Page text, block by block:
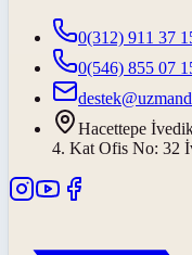
0(312) 911 37
0(546) 855 07
Hacettepe
4. Kat Ofis No: 32